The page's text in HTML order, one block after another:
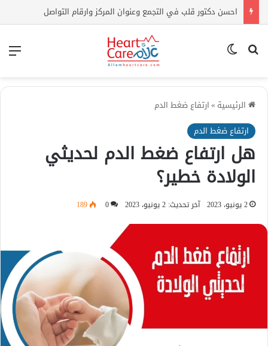
احسن دكتور قلب في التجمع وعنوان المركز وارقام التواصل
بحث عن
الرئيسية »ارتفاع ضغط الدم
ارتفاع ضغط الدم
هل ارتفاع ضغط الدم لحديثي
الولادة خطير؟
2 يونيو، 2023 آخر تحديث: 2 يونيو، 2023 0
189